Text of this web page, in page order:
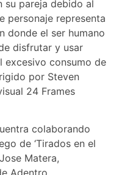
su pareja debido al
personaje representa
donde el ser humano
disfrutar y usar
excesivo consumo de
por Steven
24 Frames
colaborando
de ‘Tirados en el
Matera,
Adentro.